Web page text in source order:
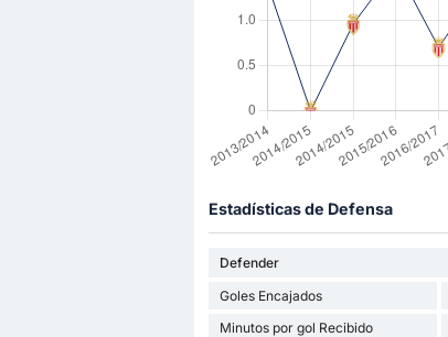
Estadísticas de Defensa
Defender
Goles Encajados
Minutos por gol Recibido